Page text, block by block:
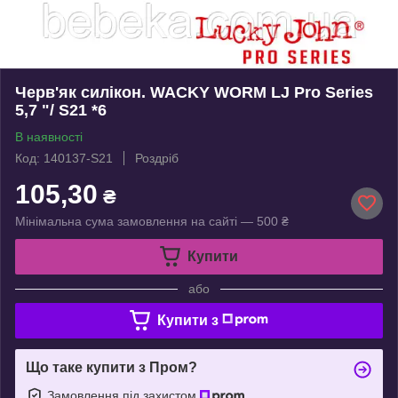
Черв'як силікон. WACKY WORM LJ Pro Series
5,7 "/ S21 *6
В наявності
Код: 140137-S21
Роздріб
105,30 ₴
Мінімальна сума замовлення на сайті — 500 ₴
Купити
або
Купити з
Що таке купити з Пром?
Замовлення під захистом